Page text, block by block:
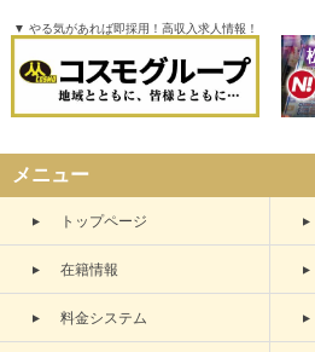
▼ やる気があれば即採用！高収入求人情報！
メニュー
トップページ
在籍情報
料金システム